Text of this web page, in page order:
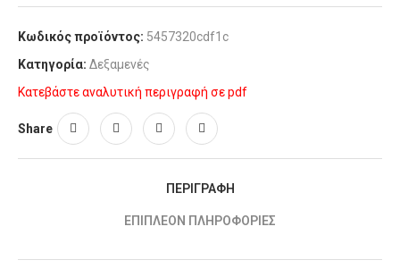
Κωδικός προϊόντος: 5457320cdf1c
Κατηγορία: Δεξαμενές
Κατεβάστε αναλυτική περιγραφή σε pdf
Share
ΠΕΡΙΓΡΑΦΉ
ΕΠΙΠΛΈΟΝ ΠΛΗΡΟΦΟΡΊΕΣ